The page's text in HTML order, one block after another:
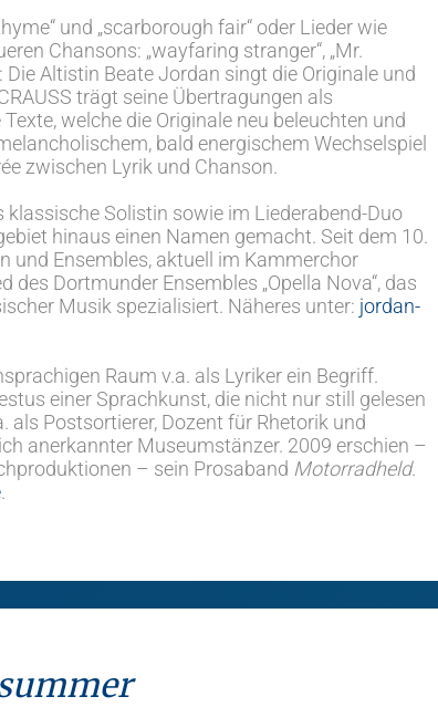
und „scarborough fair“ oder Lieder wie
Chansons: „wayfaring stranger“, „Mr.
Die Altistin Beate Jordan singt die Originale und
trägt seine Übertragungen als
welche die Originale neu beleuchten und
bald energischem Wechselspiel
zwischen Lyrik und Chanson.
klassische Solistin sowie im Liederabend-Duo
hinaus einen Namen gemacht. Seit dem 10.
und Ensembles, aktuell im Kammerchor
des Dortmunder Ensembles „Opella Nova“, das
Musik spezialisiert. Näheres unter: jordan-
Raum v.a. als Lyriker ein Begriff.
einer Sprachkunst, die nicht nur still gelesen
als Postsortierer, Dozent für Rhetorik und
anerkannter Museumstänzer. 2009 erschien –
– sein Prosaband Motorradheld.
.